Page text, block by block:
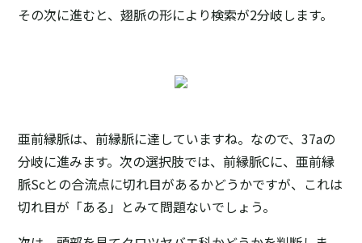
その次に進むと、翅脈の形により検索が2分岐します。
亜前縁脈は、前縁脈に達していますね。なので、37aの
分岐に進みます。次の選択肢では、前縁脈Cに、亜前縁
脈Scとの合流点に切れ目があるかどうかですが、これは
切れ目が「ある」とみて問題ないでしょう。